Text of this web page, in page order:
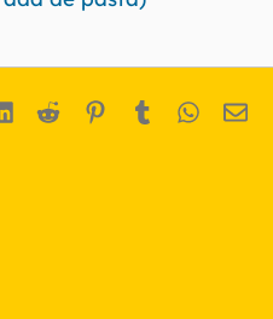
LinkedIn
Reddit Pinterest
Tumblr